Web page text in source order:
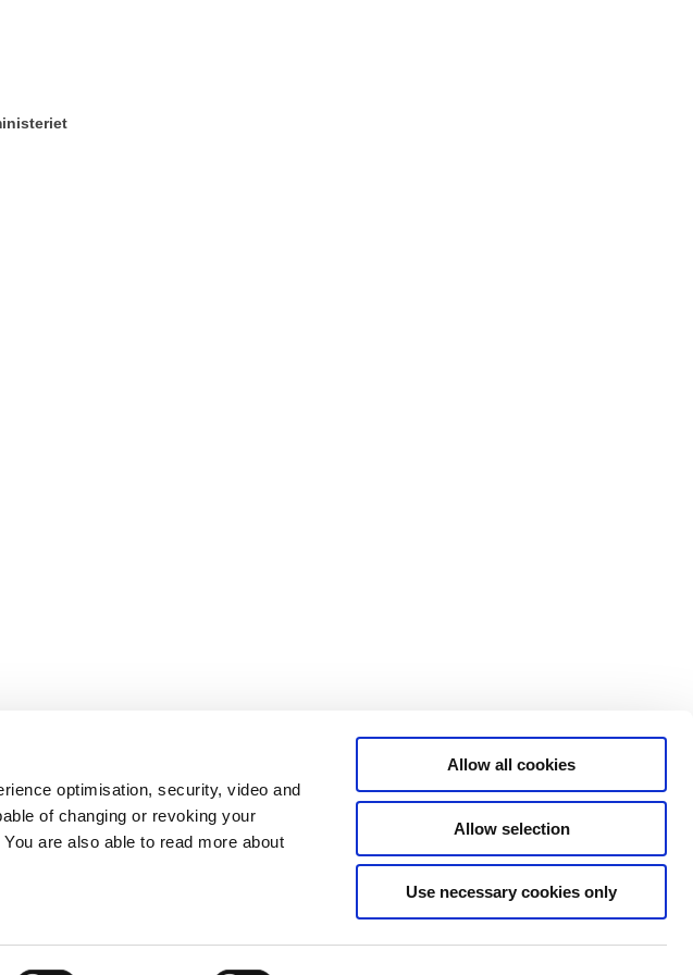
optimisation, security, video and
of changing or revoking your
are also able to read more about
Allow all cookies
Allow selection
Use necessary cookies only